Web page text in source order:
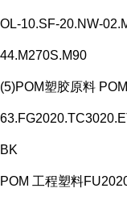
OL-10.SF-20.NW-
44.M270S.M90
(5)POM塑胶原料
BK
POM 工程塑料